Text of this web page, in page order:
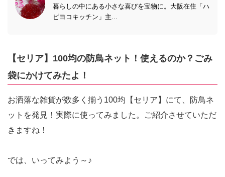
暮らしの中にある小さな喜びを宝物に。大阪在住「ハ
ピヨコキッチン」主...
【セリア】100均の防鳥ネット！使えるのか？ごみ
袋にかけてみたよ！
お洒落な雑貨が数多く揃う100均【セリア】にて、防鳥ネ
ットを発見！実際に使ってみました。ご紹介させていただ
きますね！
では、いってみよう～♪